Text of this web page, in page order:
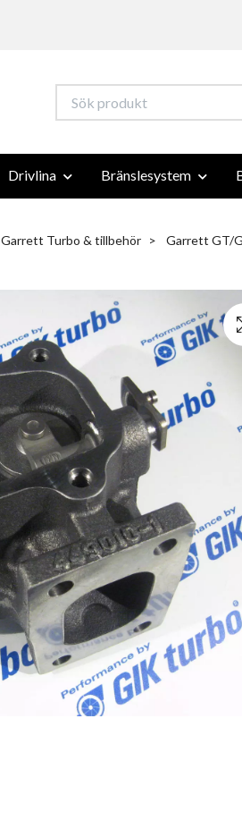
Drivlina Bränslesystem
Garrett Turbo & tillbehör Garrett GT/